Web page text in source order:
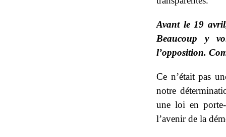
Avant le 19
Beaucoup y
l’opposition.
Ce n’était pas
notre
une loi en porte-
l’avenir de la